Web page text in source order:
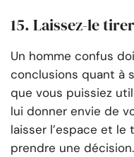
15. Laissez-le
Un homme confus
conclusions quant à
que vous puissiez
lui donner envie de
laisser l’espace et
prendre une décision.